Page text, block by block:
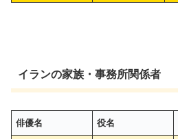
イランの家族・事務所関係者
俳優名 役名